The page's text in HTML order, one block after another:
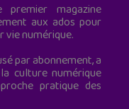
premier magazine
aux ados pour
vie numérique.
par abonnement, a
culture numérique
pratique des